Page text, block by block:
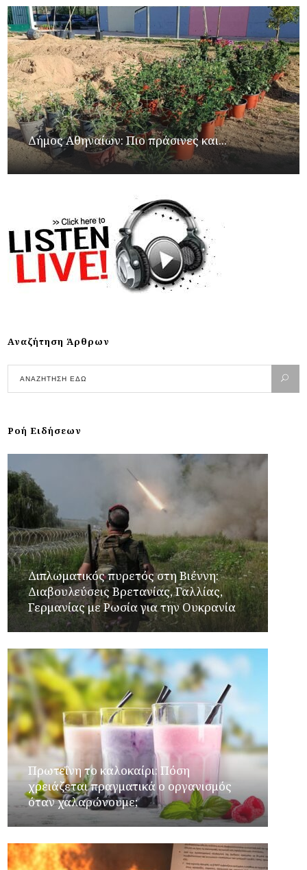
Δήμος Αθηναίων: Πιο πράσινες και...
Αναζήτηση Άρθρων
Ροή Ειδήσεων
Διπλωματικός πυρετός στη Βιέννη:
Διαβουλεύσεις Βρετανίας, Γαλλίας,
Γερμανίας με Ρωσία για την Ουκρανία
Πρωτεΐνη το καλοκαίρι: Πόση
χρειάζεται πραγματικά ο οργανισμός
όταν χαλαρώνουμε;